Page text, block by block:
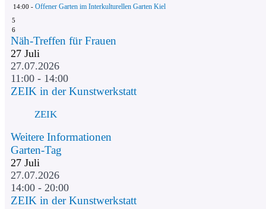
14:00 - Offener Garten im Interkulturellen Garten Kiel
5
6
Näh-Treffen für Frauen
27 Juli
27.07.2026
11:00 - 14:00
ZEIK in der Kunstwerkstatt
ZEIK
Weitere Informationen
Garten-Tag
27 Juli
27.07.2026
14:00 - 20:00
ZEIK in der Kunstwerkstatt